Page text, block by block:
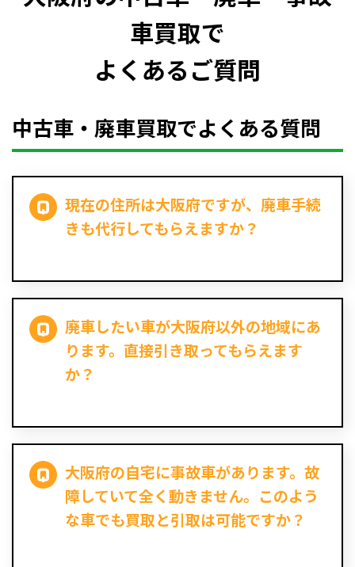
車買取で
よくあるご質問
中古車・廃車買取でよくある質問
現在の住所は大阪府ですが、廃車手続
きも代行してもらえますか？
廃車したい車が大阪府以外の地域にあ
ります。直接引き取ってもらえます
か？
大阪府の自宅に事故車があります。故
障していて全く動きません。このよう
な車でも買取と引取は可能ですか？